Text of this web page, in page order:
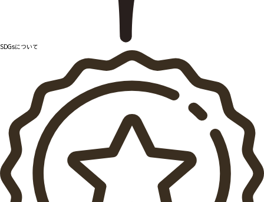
SDGsについて